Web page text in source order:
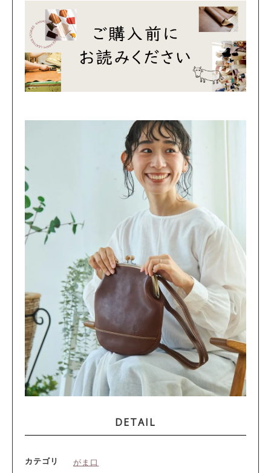
DETAIL
カテゴリ がま口